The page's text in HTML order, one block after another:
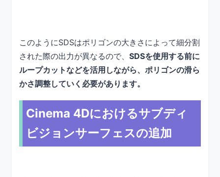
このようにSDSはポリゴンの大きさによって細分割
された際の出力が異なるので、 SDSを使用する前に
ループカットなどを活用しながら、ポリゴンの滑ら
かさ調整していく必要があります。
Cinema 4Dにおけるサブディ
ビジョンサーフェスの追加